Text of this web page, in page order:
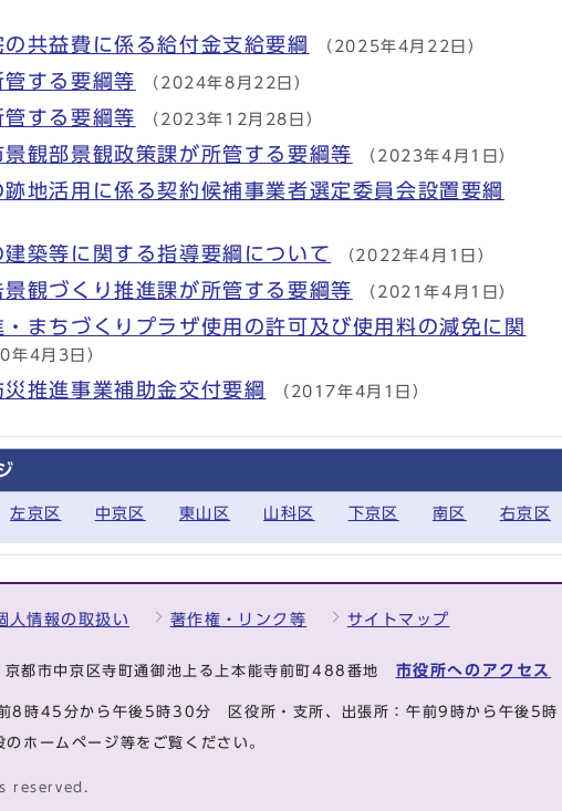
共益費に係る給付金支給要綱 （2025年4月22日）
する要綱等 （2024年8月22日）
する要綱等 （2023年12月28日）
観部景観政策課が所管する要綱等 （2023年4月1日）
地活用に係る契約候補事業者選定委員会設置要綱
築等に関する指導要綱について （2022年4月1日）
観づくり推進課が所管する要綱等 （2021年4月1日）
まちづくりプラザ使用の許可及び使用料の減免に関
年4月3日）
推進事業補助金交付要綱 （2017年4月1日）
左京区 中京区 東山区 山科区 下京区 南区 右京区
人情報の取扱い 著作権・リンク等 サイトマップ
市中京区寺町通御池上る上本能寺前町488番地 市役所へのアクセス
前8時45分から午後5時30分 区役所・支所、出張所：午前9時から午後5
ホームページ等をご覧ください。
reserved.